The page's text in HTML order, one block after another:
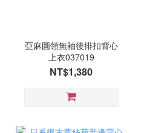
亞麻圓領無袖後排扣背心
上衣037019
NT$1,380